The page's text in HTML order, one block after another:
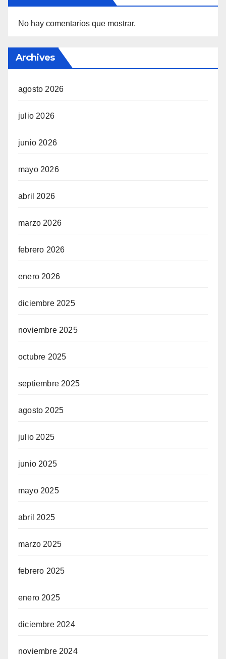
No hay comentarios que mostrar.
Archives
agosto 2026
julio 2026
junio 2026
mayo 2026
abril 2026
marzo 2026
febrero 2026
enero 2026
diciembre 2025
noviembre 2025
octubre 2025
septiembre 2025
agosto 2025
julio 2025
junio 2025
mayo 2025
abril 2025
marzo 2025
febrero 2025
enero 2025
diciembre 2024
noviembre 2024